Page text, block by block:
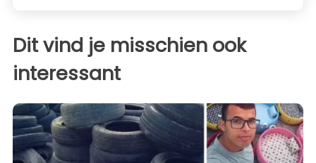
Dit vind je misschien ook
interessant